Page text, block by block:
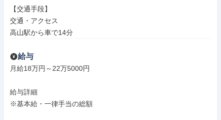
【交通手段】
交通・アクセス
高山駅から車で14分
給与
月給18万円～22万5000円
給与詳細
※基本給・一律手当の総額